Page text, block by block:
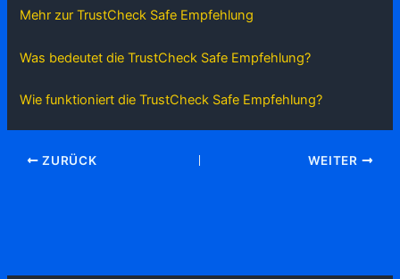
Mehr zur TrustCheck Safe Empfehlung
Was bedeutet die TrustCheck Safe Empfehlung?
Wie funktioniert die TrustCheck Safe Empfehlung?
ZURÜCK WEITER